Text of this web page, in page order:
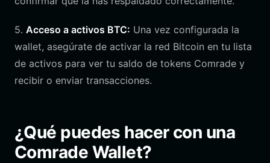
5. Acceso a activos BTC: Una vez configurada la
wallet, asegúrate de activar la red Bitcoin en tu lista
de activos para ver tu saldo de tokens Comrade y
recibir o enviar transacciones.
¿Qué puedes hacer con una
Comrade Wallet?